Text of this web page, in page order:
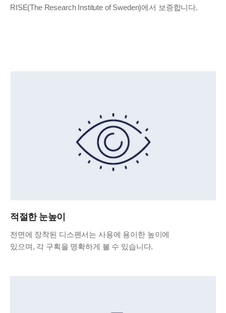
RISE(The Research Institute of Sweden)에서 보증합니다.
적절한 눈높이
전면에 장착된 디스펜서는 사용에 용이한 높이에
있으며, 각 구획을 명확하게 볼 수 있습니다.